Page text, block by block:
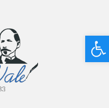
Deschide bara de unelte